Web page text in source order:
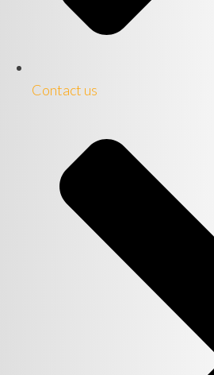
Contact us